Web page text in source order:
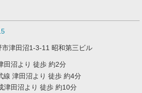
市津田沼1-3-11 昭和第三ビル
田沼より 徒歩 約2分
線 津田沼より 徒歩 約4分
津田沼より 徒歩 約10分